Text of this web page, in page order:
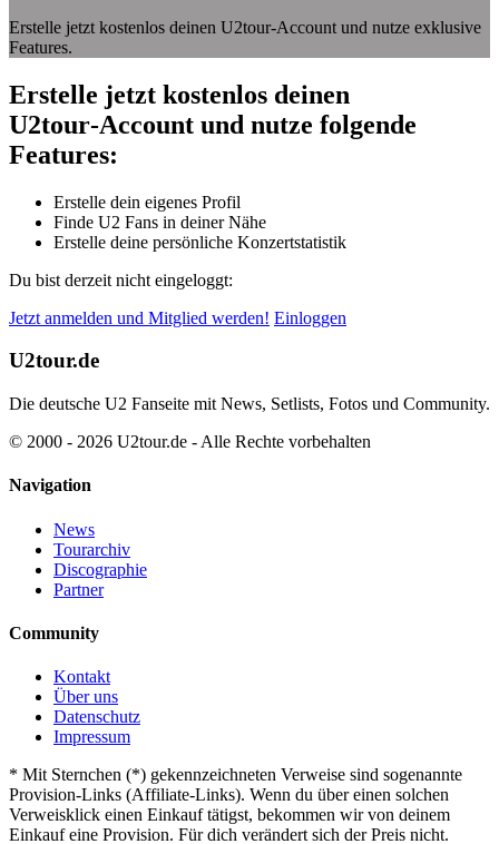
Erstelle jetzt kostenlos deinen U2tour‑Account und nutze exklusive
Features.
Erstelle jetzt kostenlos deinen
U2tour‑Account und nutze folgende
Features:
Erstelle dein eigenes Profil
Finde U2 Fans in deiner Nähe
Erstelle deine persönliche Konzertstatistik
Du bist derzeit nicht eingeloggt:
Jetzt anmelden und Mitglied werden! Einloggen
U2tour.de
Die deutsche U2 Fanseite mit News, Setlists, Fotos und Community.
© 2000 - 2026 U2tour.de - Alle Rechte vorbehalten
Navigation
News
Tourarchiv
Discographie
Partner
Community
Kontakt
Über uns
Datenschutz
Impressum
* Mit Sternchen (*) gekennzeichneten Verweise sind sogenannte
Provision-Links (Affiliate-Links). Wenn du über einen solchen
Verweisklick einen Einkauf tätigst, bekommen wir von deinem
Einkauf eine Provision. Für dich verändert sich der Preis nicht.